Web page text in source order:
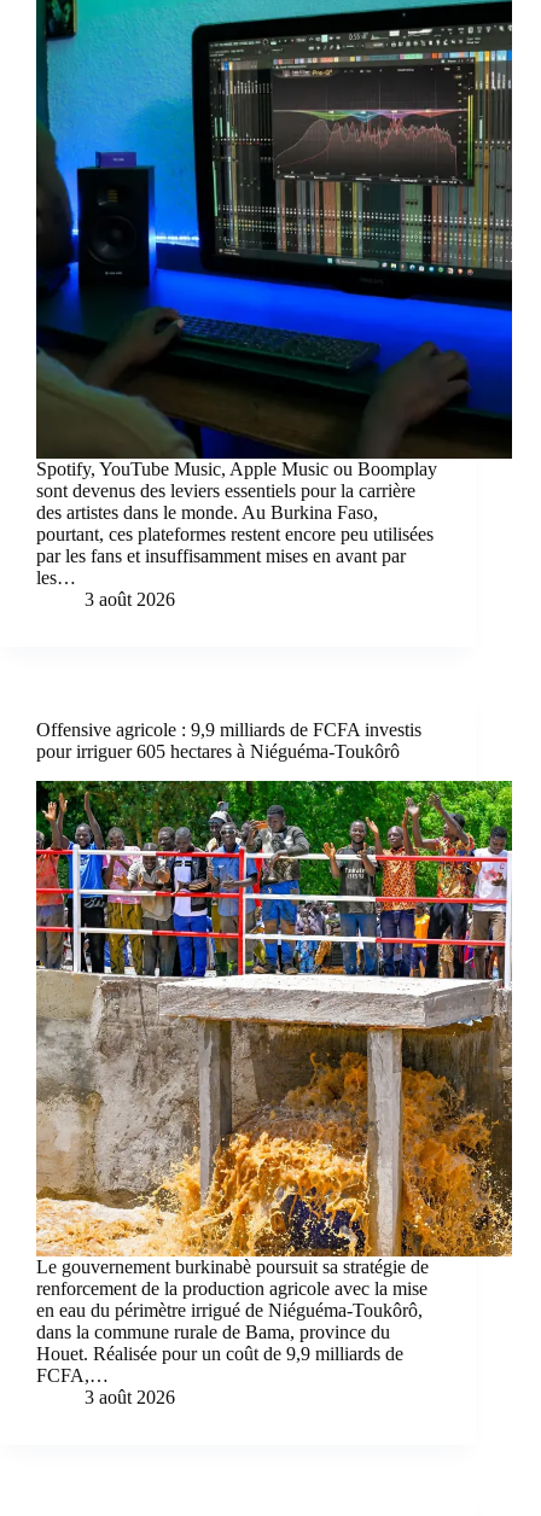
Spotify, YouTube Music, Apple Music ou Boomplay
sont devenus des leviers essentiels pour la carrière
des artistes dans le monde. Au Burkina Faso,
pourtant, ces plateformes restent encore peu utilisées
par les fans et insuffisamment mises en avant par
les…
3 août 2026
Offensive agricole : 9,9 milliards de FCFA investis
pour irriguer 605 hectares à Niéguéma-Toukôrô
Le gouvernement burkinabè poursuit sa stratégie de
renforcement de la production agricole avec la mise
en eau du périmètre irrigué de Niéguéma-Toukôrô,
dans la commune rurale de Bama, province du
Houet. Réalisée pour un coût de 9,9 milliards de
FCFA,…
3 août 2026